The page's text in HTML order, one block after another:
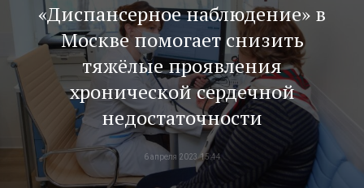
«Диспансерное наблюдение» в
Москве помогает снизить
тяжёлые проявления
хронической сердечной
недостаточности
6 апреля 2023 15:44